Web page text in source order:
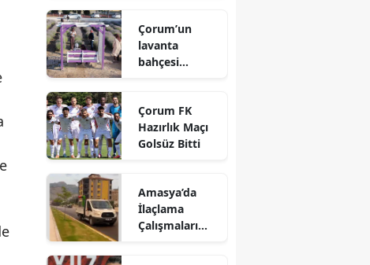
Elazığ
Erzincan
Eskişehir
Giresun
Gümüşhane
Çorum’un
lavanta
bahçesi
Çorum FK
Hazırlık Maçı
Golsüz Bitti
Amasya’da
İlaçlama
Çalışmaları